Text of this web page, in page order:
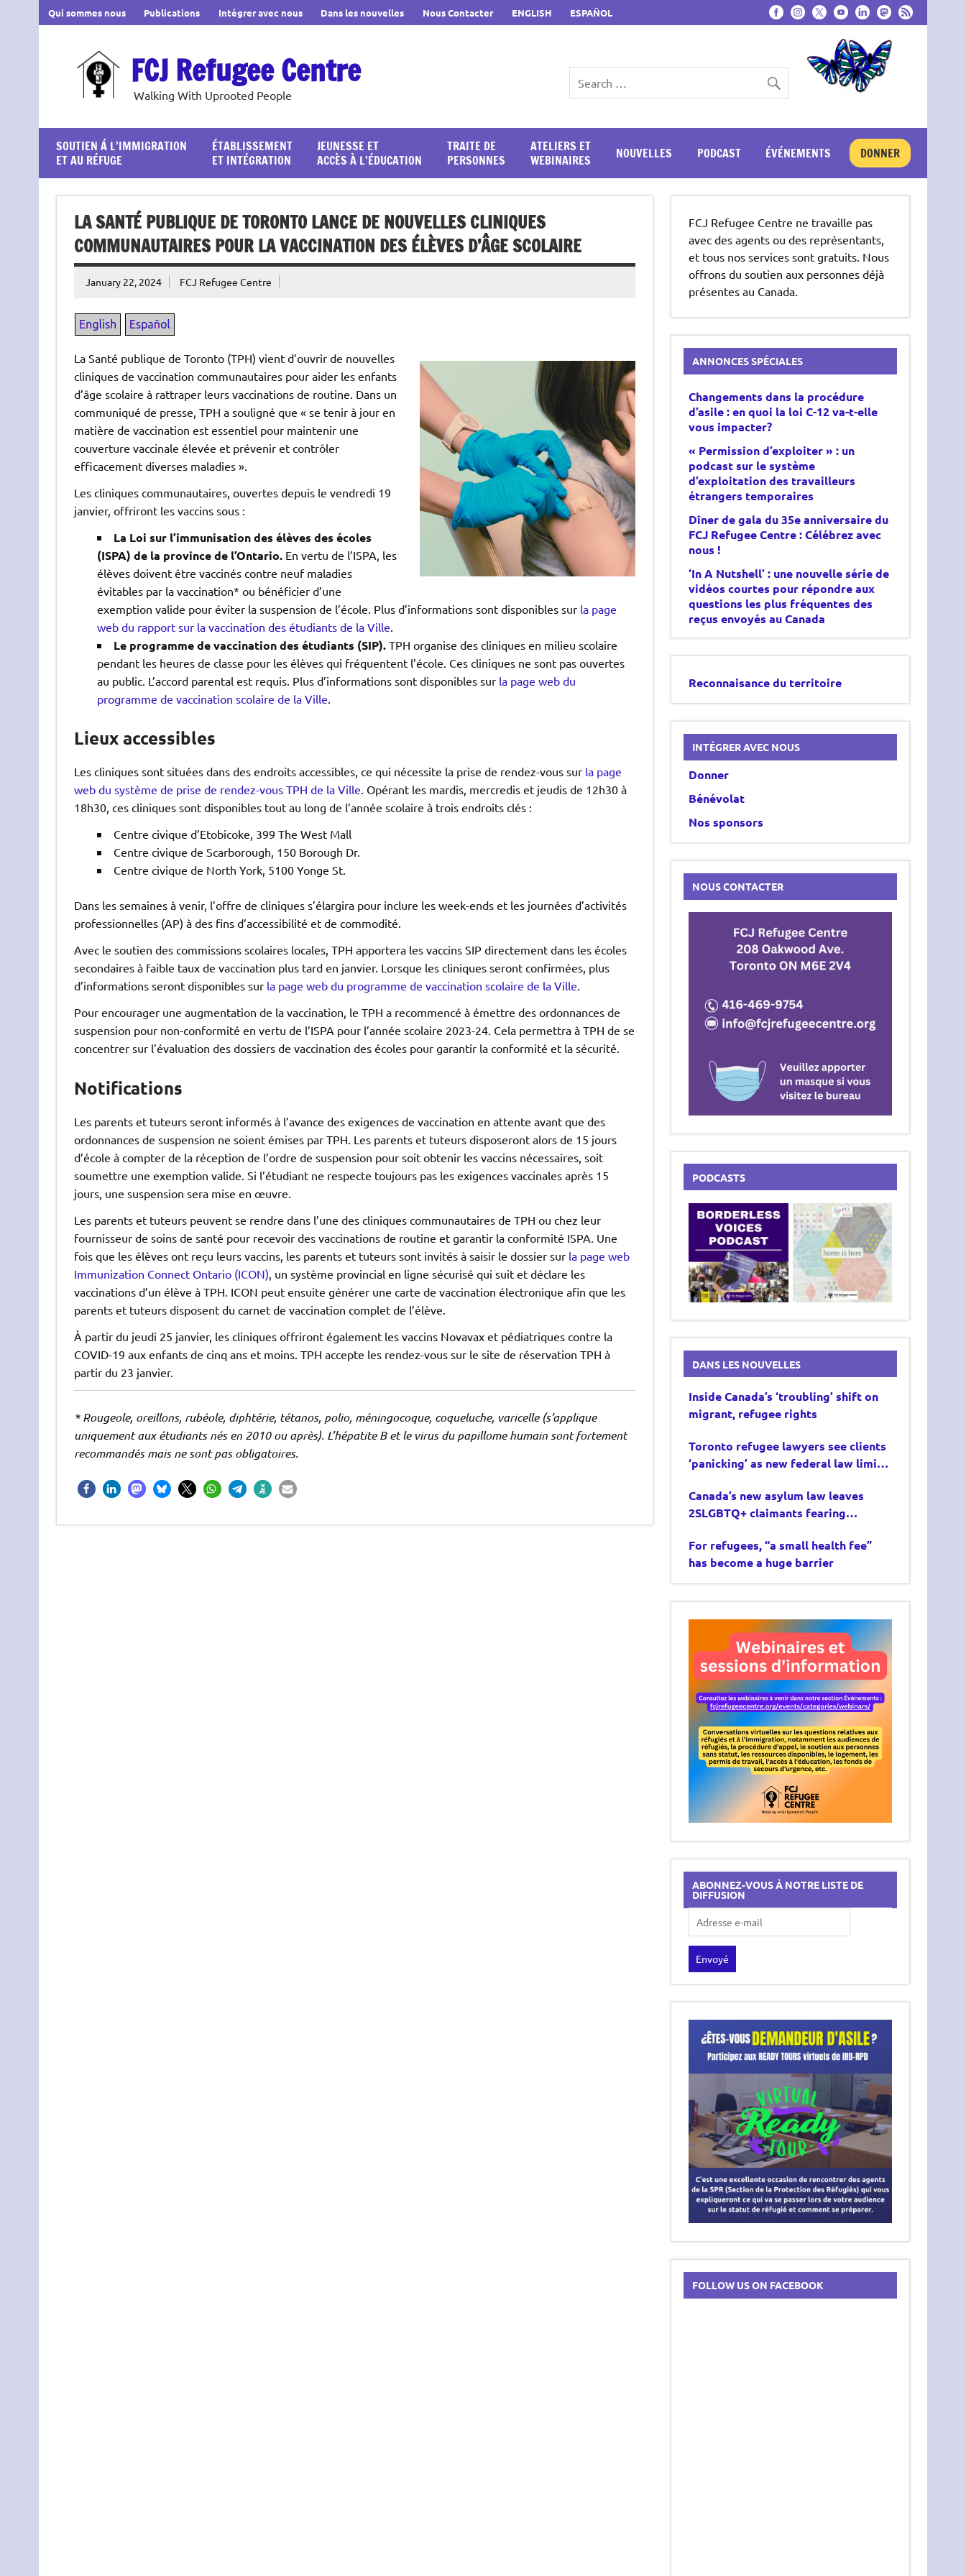
Qui sommes nous Publications Intégrer avec nous Dans les nouvelles Nous Contacter ENGLISH ESPAÑOL
FCJ Refugee Centre
Walking With Uprooted People
SOUTIEN Á L’IMMIGRATION
ET AU RÉFUGE
ÉTABLISSEMENT
ET INTÉGRATION
JEUNESSE ET
ACCÈS À L’ÉDUCATION
TRAITE DE
PERSONNES
ATELIERS ET
WEBINAIRES
NOUVELLES PODCAST ÉVÉNEMENTS DONNER
LA SANTÉ PUBLIQUE DE TORONTO LANCE DE NOUVELLES CLINIQUES
COMMUNAUTAIRES POUR LA VACCINATION DES ÉLÈVES D’ÂGE SCOLAIRE
January 22, 2024 FCJ Refugee Centre
La Santé publique de Toronto (TPH) vient d’ouvrir de nouvelles
cliniques de vaccination communautaires pour aider les enfants
d’âge scolaire à rattraper leurs vaccinations de routine. Dans un
communiqué de presse, TPH a souligné que « se tenir à jour en
matière de vaccination est essentiel pour maintenir une
couverture vaccinale élevée et prévenir et contrôler
efficacement diverses maladies ».
Les cliniques communautaires, ouvertes depuis le vendredi 19
janvier, offriront les vaccins sous :
La Loi sur l’immunisation des élèves des écoles
(ISPA) de la province de l’Ontario.En vertu de l’ISPA, les
élèves doivent être vaccinés contre neuf maladies
évitables par la vaccination* ou bénéficier d’une
exemption valide pour éviter la suspension de l’école. Plus d’informations sont disponibles sur la page
web du rapport sur la vaccination des étudiants de la Ville
Le programme de vaccination des étudiants (SIP).TPH organise des cliniques en milieu scolaire
pendant les heures de classe pour les élèves qui fréquentent l’école. Ces cliniques ne sont pas ouvertes
au public. L’accord parental est requis. Plus d’informations sont disponibles sur la page web du
programme de vaccination scolaire de la Ville
Lieux accessibles
Les cliniques sont situées dans des endroits accessibles, ce qui nécessite la prise de rendez-vous sur la page
web du système de prise de rendez-vous TPH de la Ville. Opérant les mardis, mercredis et jeudis de 12h30 à
18h30, ces cliniques sont disponibles tout au long de l’année scolaire à trois endroits clés :
Centre civique d’Etobicoke, 399 The West Mall
Centre civique de Scarborough, 150 Borough Dr.
Centre civique de North York, 5100 Yonge St.
Dans les semaines à venir, l’offre de cliniques s’élargira pour inclure les week-ends et les journées d’activités
professionnelles (AP) à des fins d’accessibilité et de commodité.
Avec le soutien des commissions scolaires locales, TPH apportera les vaccins SIP directement dans les écoles
secondaires à faible taux de vaccination plus tard en janvier. Lorsque les cliniques seront confirmées, plus
d’informations seront disponibles sur la page web du programme de vaccination scolaire de la Ville.
Pour encourager une augmentation de la vaccination, le TPH a recommencé à émettre des ordonnances de
suspension pour non-conformité en vertu de l’ISPA pour l’année scolaire 2023-24. Cela permettra à TPH de se
concentrer sur l’évaluation des dossiers de vaccination des écoles pour garantir la conformité et la sécurité.
Notifications
Les parents et tuteurs seront informés à l’avance des exigences de vaccination en attente avant que des
ordonnances de suspension ne soient émises par TPH. Les parents et tuteurs disposeront alors de 15 jours
d’école à compter de la réception de l’ordre de suspension pour soit obtenir les vaccins nécessaires, soit
soumettre une exemption valide. Si l’étudiant ne respecte toujours pas les exigences vaccinales après 15
jours, une suspension sera mise en œuvre.
Les parents et tuteurs peuvent se rendre dans l’une des cliniques communautaires de TPH ou chez leur
fournisseur de soins de santé pour recevoir des vaccinations de routine et garantir la conformité ISPA. Une
fois que les élèves ont reçu leurs vaccins, les parents et tuteurs sont invités à saisir le dossier sur la page web
Immunization Connect Ontario (ICON), un système provincial en ligne sécurisé qui suit et déclare les
vaccinations d’un élève à TPH. ICON peut ensuite générer une carte de vaccination électronique afin que les
parents et tuteurs disposent du carnet de vaccination complet de l’élève.
À partir du jeudi 25 janvier, les cliniques offriront également les vaccins Novavax et pédiatriques contre la
COVID-19 aux enfants de cinq ans et moins. TPH accepte les rendez-vous sur le site de réservation TPH à
partir du 23 janvier.
* Rougeole, oreillons, rubéole, diphtérie, tétanos, polio, méningocoque, coqueluche, varicelle (s’applique
uniquement aux étudiants nés en 2010 ou après). L’hépatite B et le virus du papillome humain sont fortement
recommandés mais ne sont pas obligatoires.
FCJ Refugee Centre ne travaille pas
avec des agents ou des représentants,
et tous nos services sont gratuits. Nous
offrons du soutien aux personnes déjà
présentes au Canada.
ANNONCES SPÉCIALES
Changements dans la procédure
d’asile :en quoi la loi C-12va-t-elle
vous impacter?
« Permission d’exploiter » : un
podcast sur le système
d’exploitation des travailleurs
étrangers temporaires
Dîner de gala du 35e anniversaire du
FCJ Refugee Centre : Célébrez avec
nous !
‘In A Nutshell’ : une nouvelle série de
vidéos courtes pour répondre aux
questions les plus fréquentes des
reçus envoyés au Canada
Reconnaisance du territoire
INTÉGRER AVEC NOUS
Donner
Bénévolat
Nos sponsors
NOUS CONTACTER
PODCASTS
DANS LES NOUVELLES
Inside Canada’s ‘troubling’ shift on
migrant, refugee rights
Toronto refugee lawyers see clients
‘panicking’ as new federal law limits
Canada’s new asylum law leaves
2SLGBTQ+ claimants fearing
For refugees, “a small health fee”
has become a huge barrier
ABONNEZ-VOUS À NOTRE LISTE DE
DIFFUSION
FOLLOW US ON FACEBOOK